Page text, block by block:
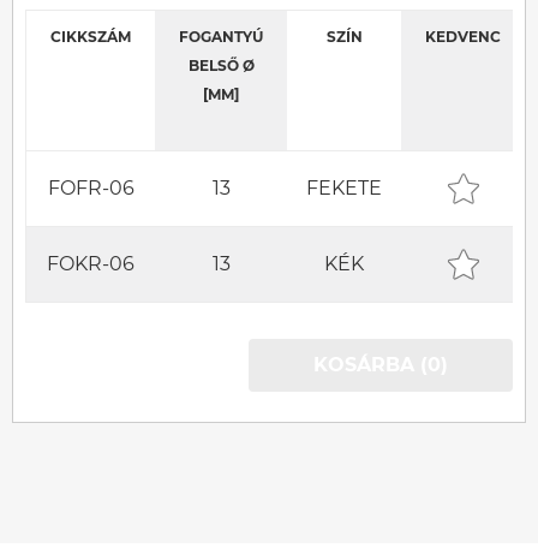
CIKKSZÁM
FOGANTYÚ
BELSŐ Ø
[MM]
SZÍN KEDVENC
FOFR-06 13 FEKETE
FOKR-06 13 KÉK